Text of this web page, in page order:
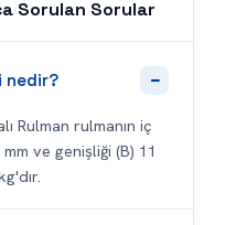
Sorulan Sorular
nedir? −
Rulman rulmanın iç
mm ve genişliği (B) 11